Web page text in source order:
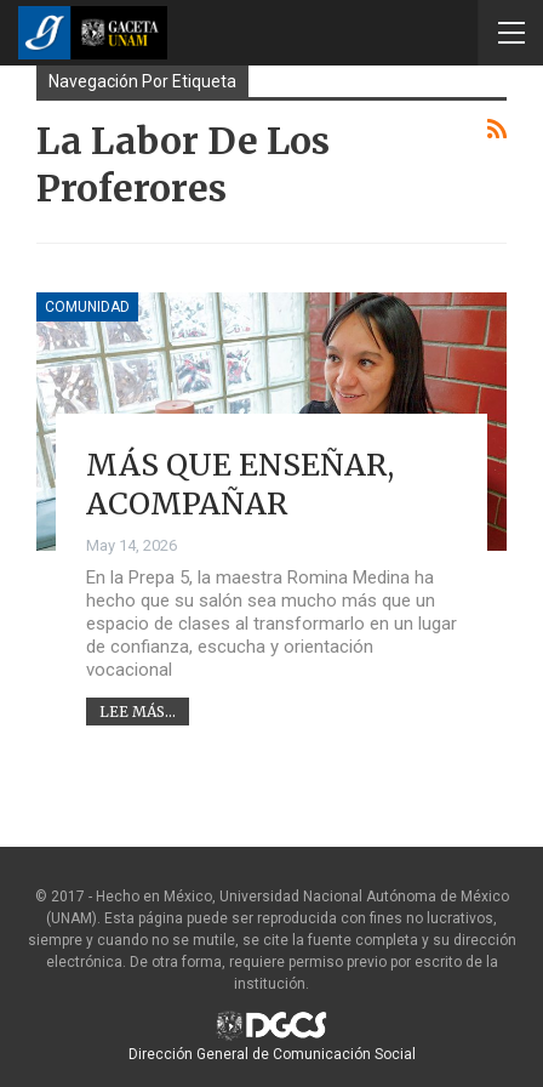
Navegación Por Etiqueta
La Labor De Los
Proferores
COMUNIDAD
MÁS QUE ENSEÑAR,
ACOMPAÑAR
May 14, 2026
En la Prepa 5, la maestra Romina Medina ha
hecho que su salón sea mucho más que un
espacio de clases al transformarlo en un lugar
de confianza, escucha y orientación
vocacional
LEE MÁS...
© 2017 - Hecho en México, Universidad Nacional Autónoma de México
(UNAM). Esta página puede ser reproducida con fines no lucrativos,
siempre y cuando no se mutile, se cite la fuente completa y su dirección
electrónica. De otra forma, requiere permiso previo por escrito de la
institución.
Dirección General de Comunicación Social